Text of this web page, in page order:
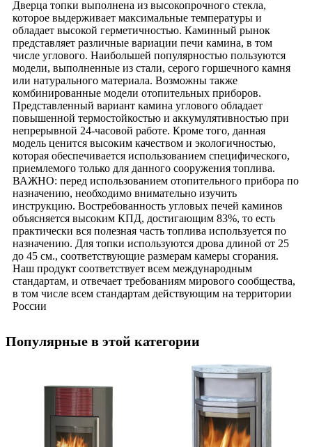
Дверца топки выполнена из высокопрочного стекла,
которое выдерживает максимальные температуры и
обладает высокой герметичностью. Каминный рынок
представляет различные вариации печи камина, в том
числе углового. Наибольшей популярностью пользуются
модели, выполненные из стали, серого горшечного камня
или натурального материала. Возможны также
комбинированные модели отопительных приборов.
Представленный вариант камина углового обладает
повышенной термостойкостью и аккумулятивностью при
непрерывной 24-часовой работе. Кроме того, данная
модель ценится высоким качеством и экологичностью,
которая обеспечивается использованием специфического,
приемлемого только для данного сооружения топлива.
ВАЖНО: перед использованием отопительного прибора по
назначению, необходимо внимательно изучить
инструкцию. Востребованность угловых печей каминов
объясняется высоким КПД, достигающим 83%, то есть
практически вся полезная часть топлива используется по
назначению. Для топки используются дрова длиной от 25
до 45 см., соответствующие размерам камеры сгорания.
Наш продукт соответствует всем международным
стандартам, и отвечает требованиям мирового сообщества,
в том числе всем стандартам действующим на территории
России
Популярные в этой категории